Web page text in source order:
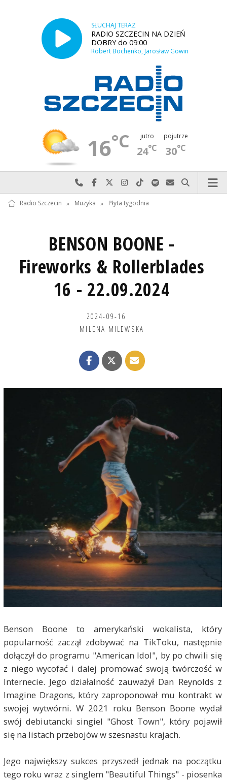
SŁUCHAJ TERAZ
RADIO SZCZECIN NA DZIEŃ
DOBRY do 09:00
Robert Bochenko, Jarosław Gowin
16°C jutro
24°C
pojutrze
30°C
Najlepiej po prostu do nas zadzwoń
Odwiedź nas na Facebook-u
Odwiedź nas na X
Odwiedź nas na Instagram-ie
Odwiedź nas na TikTok-u
Szukaj nas na Spotify
Wyślij do nas
Szukaj
Radio Szczecin » Muzyka » Płyta tygodnia
BENSON BOONE -
Fireworks & Rollerblades
16 - 22.09.2024
2024-09-16
MILENA MILEWSKA
Benson Boone to amerykański wokalista, który
popularność zaczął zdobywać na TikToku, następnie
dołączył do programu "American Idol", by po chwili się
z niego wycofać i dalej promować swoją twórczość w
Internecie. Jego działalność zauważył Dan Reynolds z
Imagine Dragons, który zaproponował mu kontrakt w
swojej wytwórni. W 2021 roku Benson Boone wydał
swój debiutancki singiel "Ghost Town", który pojawił
się na listach przebojów w szesnastu krajach.
Jego największy sukces przyszedł jednak na początku
tego roku wraz z singlem "Beautiful Things" - piosenka